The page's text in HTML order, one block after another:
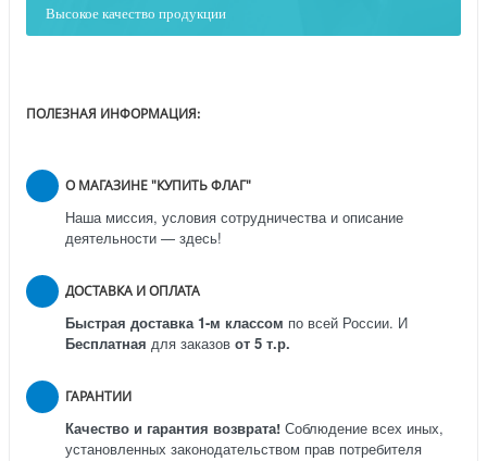
Высокое качество продукции
ПОЛЕЗНАЯ ИНФОРМАЦИЯ:
О МАГАЗИНЕ "КУПИТЬ ФЛАГ"
Наша миссия, условия сотрудничества и описание
деятельности — здесь!
ДОСТАВКА И ОПЛАТА
Быстрая доставка 1-м классом по всей России. И
Бесплатная для заказов от 5 т.р.
ГАРАНТИИ
Качество и гарантия возврата! Соблюдение всех иных,
установленных законодательством прав потребителя